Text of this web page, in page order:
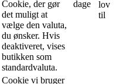
Cookie, der gør
det muligt at
vælge den valuta,
du ønsker. Hvis
deaktiveret, vises
butikken som
standardvaluta.
dage
lov
til
Cookie vi bruger